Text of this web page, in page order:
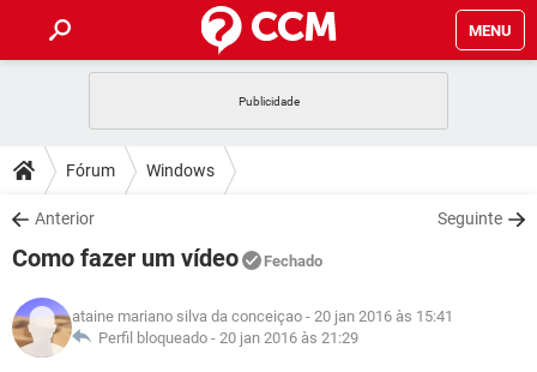
MENU
CELULAR
OUTLOOK
INSTAGRAM GMAIL
GUIA DE COMPRAS
DICAS
JOGOS
INSTAGRAM GMAIL
GUIA DE COMPRAS
DOWNLOADS
JOGOS WHATSAPP
CELULAR
OUTLOOK EXCEL
JOGOS WHATSAPP
CELULAR
GLOSSÁRIO
Fórum Windows
Anterior Seguinte
Como fazer um vídeo Fechado
ataine mariano silva da conceiçao - 20 jan 2016 às 15:41
Perfil bloqueado - 20 jan 2016 às 21:29